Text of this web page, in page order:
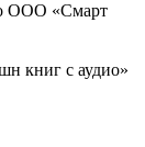
ООО «Смарт
книг с аудио»